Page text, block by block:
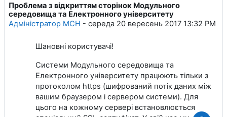
Проблема з відкриттям сторінок Модульного
середовища та Електронного університету
Адміністратор МСН - середа 20 вересень 2017 13:32 PM
Кількість відповідей: 0
Шановні користувачі!
Системи Модульного середовища та
Електронного університету працюють тільки з
протоколом https (шифрований потік даних між
вашим браузером і сервером системи). Для
цього на кожному сервері встановлюється